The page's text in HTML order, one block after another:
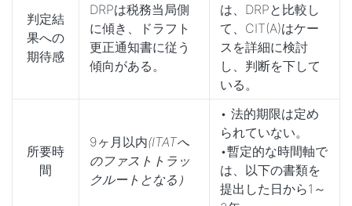
判定結
果への
期待感
DRPは税務当局側
に傾き、ドラフト
更正通知書に従う
傾向がある。
は、DRPと比較し
て、CIT(A)はケー
スを詳細に検討
し、判断を下して
いる。
所要時
間
9ヶ月以内(ITATへ
のファストトラッ
クルートとなる）
• 法的期限は定め
られていない。
•暫定的な時間軸で
は、以下の書類を
提出した日から1～